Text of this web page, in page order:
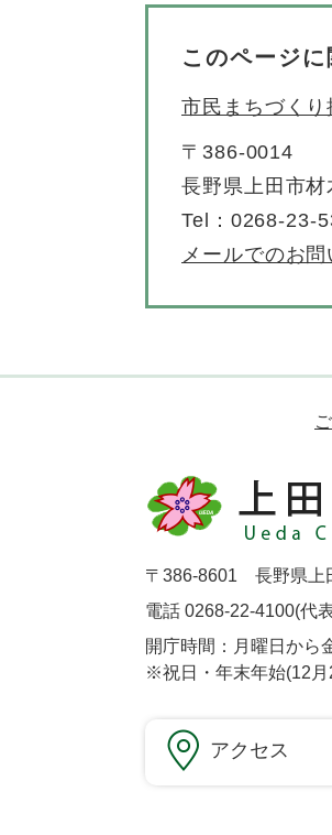
このページ
市民まちづくり
〒386-0014
長野県上田市
Tel：0268-23-
メールでのお
〒386-8601 長野県上
電話 0268-22-4100(代
開庁時間：月曜日から
※祝日・年末年始(12月
アクセス